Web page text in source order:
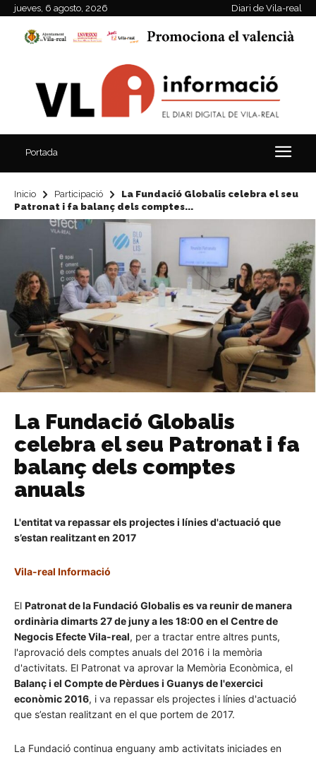
jueves, 6 agosto, 2026 Diari de Vila-real
Portada
Inicio Participació
La Fundació Globalis celebra el seu
Patronat i fa balanç dels comptes...
La Fundació Globalis
celebra el seu Patronat i fa
balanç dels comptes
anuals
L'entitat va repassar els projectes i línies d'actuació que
s’estan realitzant en 2017
Vila-real Informació
El Patronat de la Fundació Globalis es va reunir de manera
ordinària dimarts 27 de juny a les 18:00 en el Centre de
Negocis Efecte Vila-real, per a tractar entre altres punts,
l'aprovació dels comptes anuals del 2016 i la memòria
d'activitats. El Patronat va aprovar la Memòria Econòmica, el
Balanç i el Compte de Pèrdues i Guanys de l'exercici
econòmic 2016, i va repassar els projectes i línies d'actuació
que s’estan realitzant en el que portem de 2017.
La Fundació continua enguany amb activitats iniciades en